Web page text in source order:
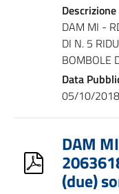
Descrizione
DAM MI -
DI N. 5
BOMBOLE
Data
05/10/2018
DAM
(due)